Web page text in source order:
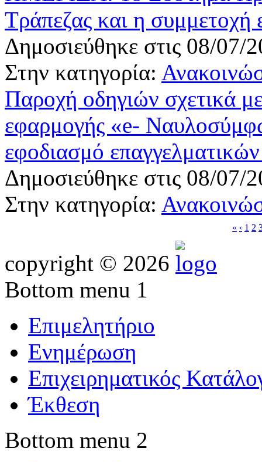
Τράπεζας και η συμμετοχή
Δημοσιεύθηκε στις 08/07/
Στην κατηγορία:
Παροχή οδηγιών σχετικά
εφαρμογής «e-
εφοδιασμό
Δημοσιεύθηκε στις 08/07/
Στην κατηγορία:
« ‹ 1 2
copyright © 2026
Bottom menu 1
Επιμελητήριο
Ενημέρωση
Επιχειρηματικός
Έκθεση
Bottom menu 2